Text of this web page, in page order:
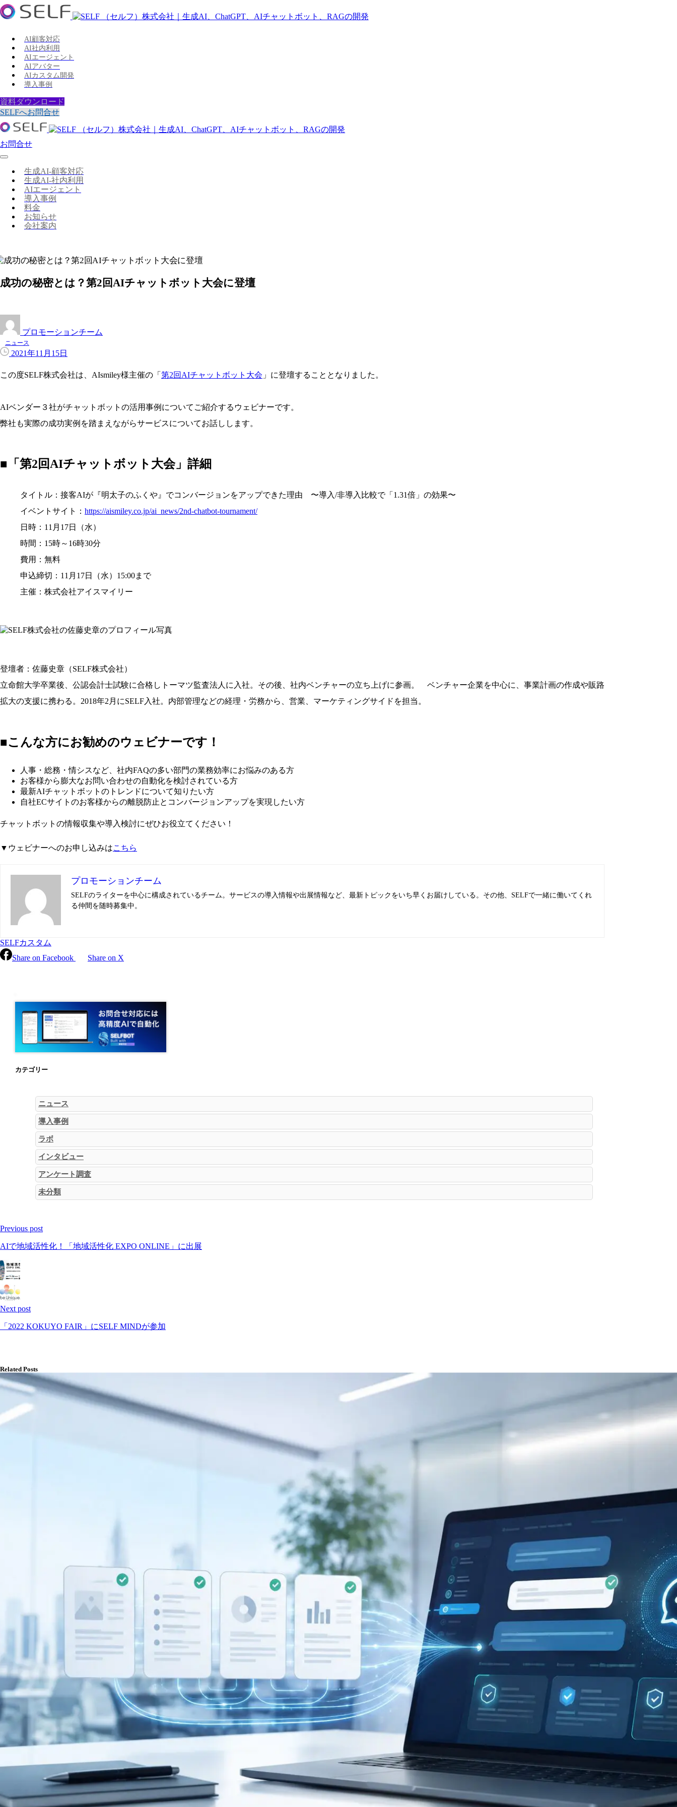
AI顧客対応
AI社内利用
AIエージェント
AIアバター
AIカスタム開発
導入事例
資料ダウンロード
SELFへお問合せ
お問合せ
生成AI-顧客対応
生成AI-社内利用
AIエージェント
導入事例
料金
お知らせ
会社案内
成功の秘密とは？第2回AIチャットボット大会に登壇
プロモーションチーム
ニュース
2021年11月15日
この度SELF株式会社は、AIsmiley様主催の「 第2回AIチャットボット大会 」に登壇することとなりました。
AIベンダー３社がチャットボットの活用事例についてご紹介するウェビナーです。
弊社も実際の成功実例を踏まえながらサービスについてお話しします。
■「第2回AIチャットボット大会」詳細
タイトル：接客AIが『明太子のふくや』でコンバージョンをアップできた理由 〜導入/非導入比較で「1.31倍」の効果〜
イベントサイト： https://aismiley.co.jp/ai_news/2nd-chatbot-tournament/
日時：11月17日（水）
時間：15時～16時30分
費用：無料
申込締切：11月17日（水）15:00まで
主催：株式会社アイスマイリー
登壇者：佐藤史章（SELF株式会社）
立命館大学卒業後、公認会計士試験に合格しトーマツ監査法人に入社。その後、社内ベンチャーの立ち上げに参画。 ベンチャー企業を中心に、事業計画の作成や販路
拡大の支援に携わる。2018年2月にSELF入社。内部管理などの経理・労務から、営業、マーケティングサイドを担当。
■こんな方にお勧めのウェビナーです！
人事・総務・情シスなど、社内FAQの多い部門の業務効率にお悩みのある方
お客様から膨大なお問い合わせの自動化を検討されている方
最新AIチャットボットのトレンドについて知りたい方
自社ECサイトのお客様からの離脱防止とコンバージョンアップを実現したい方
チャットボットの情報収集や導入検討にぜひお役立てください！
▼ウェビナーへのお申し込みはこちら
プロモーションチーム
SELFのライターを中心に構成されているチーム。サービスの導入情報や出展情報など、最新トピックをいち早くお届けしている。その他、SELFで一緒に働いてくれ
る仲間を随時募集中。
SELFカスタム
Share on Facebook
Share on X
カテゴリー
ニュース
導入事例
ラボ
インタビュー
アンケート調査
未分類
Previous post
AIで地域活性化！「地域活性化 EXPO ONLINE」に出展
Next post
「2022 KOKUYO FAIR」にSELF MINDが参加
Related Posts